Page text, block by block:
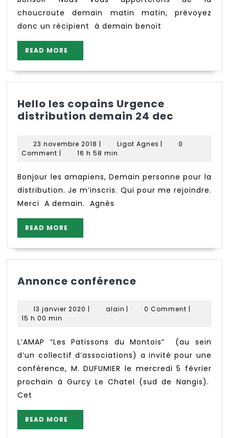
choucroute demain matin matin, prévoyez
donc un récipient à demain benoit
READ MORE
MORE
Hello les copains Urgence
distribution demain 24 dec
copains
demain
24
23 novembre 2018 23
novembre
| Ligot Agnes Ligot
|
0
Comment | 16 h 58 min
Bonjour les amapiens, Demain personne pour la
distribution. Je m’inscris. Qui pour me rejoindre.
Merci A demain. Agnès
READ MORE
MORE
Annonce conférence
13 janvier 2020 13| alain alain
| 0 Comment |
15 h 00 min
L’AMAP “Les Patissons du Montois” (au sein
d’un collectif d’associations) a invité pour une
conférence, M. DUFUMIER le mercredi 5 février
prochain à Gurcy Le Chatel (sud de Nangis).
Cet
READ MORE
MORE